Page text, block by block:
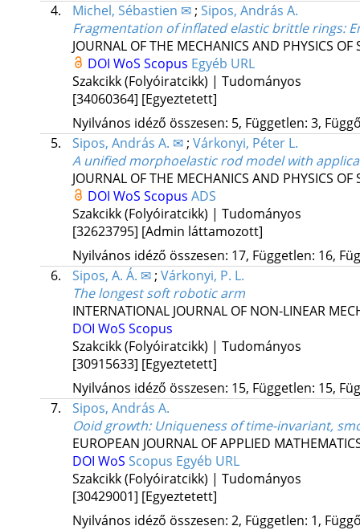
4.
Michel, Sébastien ✉ ; Sipos, András A.
Fragmentation of inflated elastic brittle rings:
JOURNAL OF THE MECHANICS AND PHYSICS OF
DOI WoS Scopus Egyéb URL
Szakcikk (Folyóiratcikk) | Tudományos
[34060364] [Egyeztetett]
Nyilvános idéző összesen: 5, Független: 3,
5.
Sipos, András A. ✉ ; Várkonyi, Péter L.
A unified morphoelastic rod model with
JOURNAL OF THE MECHANICS AND PHYSICS OF
DOI WoS Scopus ADS
Szakcikk (Folyóiratcikk) | Tudományos
[32623795] [Admin láttamozott]
Nyilvános idéző összesen: 17, Független: 16,
6.
Sipos, A. Á. ✉ ; Várkonyi, P. L.
The longest soft robotic arm
INTERNATIONAL JOURNAL OF NON-LINEAR
DOI WoS Scopus
Szakcikk (Folyóiratcikk) | Tudományos
[30915633] [Egyeztetett]
Nyilvános idéző összesen: 15, Független: 15,
7.
Sipos, András A.
Ooid growth: Uniqueness of time-invariant,
EUROPEAN JOURNAL OF APPLIED
DOI WoS Scopus Egyéb URL
Szakcikk (Folyóiratcikk) | Tudományos
[30429001] [Egyeztetett]
Nyilvános idéző összesen: 2, Független: 1,